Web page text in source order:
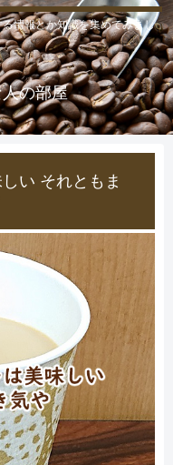
情報とか知識を集めてみまし
の部屋
い それともま